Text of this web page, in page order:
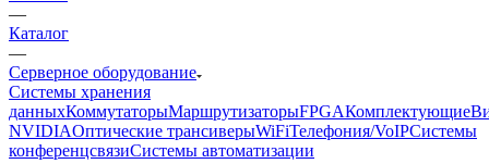
—
Каталог
—
Серверное оборудование
Системы хранения
данныхКоммутаторыМаршрутизаторыFPGAКомплектующие
NVIDIAОптические трансиверыWiFiТелефония/VoIPСистемы
конференцсвязиСистемы автоматизации